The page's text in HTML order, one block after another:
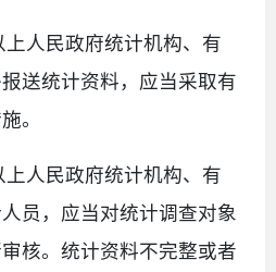
人民政府统计机构、有
送统计资料，应当采取有
。
人民政府统计机构、有
员，应当对统计调查对象
核。统计资料不完整或者